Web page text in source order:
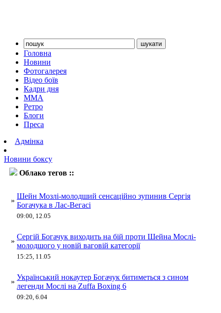
Головна
Новини
Фотогалерея
Відео боїв
Кадри дня
ММА
Ретро
Блоги
Преса
Адмінка
Новини боксу
Облако тегов ::
»
Шейн Мозлі-молодший сенсаційно зупинив Сергія
Богачука в Лас-Вегасі
09:00, 12.05
»
Сергій Богачук виходить на бій проти Шейна Мослі-
молодшого у новій ваговій категорії
15:25, 11.05
»
Український нокаутер Богачук битиметься з сином
легенди Мослі на Zuffa Boxing 6
09:20, 6.04